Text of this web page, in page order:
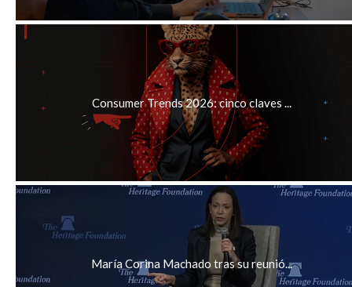
Consumer Trends 2026: cinco claves ...
María Corina Machado tras su reunió...